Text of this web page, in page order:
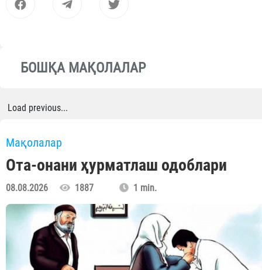
БОШҚА МАҚОЛАЛАР
Load previous...
Мақолалар
Ота-онани ҳурматлаш одоблари
08.08.2026 1887 1 min.